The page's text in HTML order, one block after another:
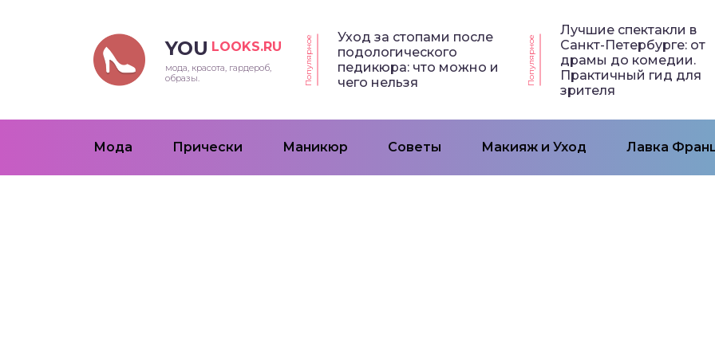
YOU LOOKS.RU
мода, красота, гардероб,
образы.
Популярное
Уход за стопами после
подологического
педикюра: что можно и
чего нельзя
Популярное
Лучшие спектакли в
Санкт-Петербурге: от
драмы до комедии.
Практичный гид для
зрителя
Мода Прически Маникюр Советы Макияж и Уход Лавка